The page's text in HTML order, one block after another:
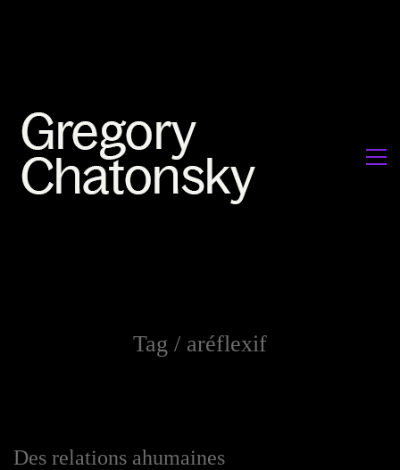
Tag / aréflexif
Des relations ahumaines